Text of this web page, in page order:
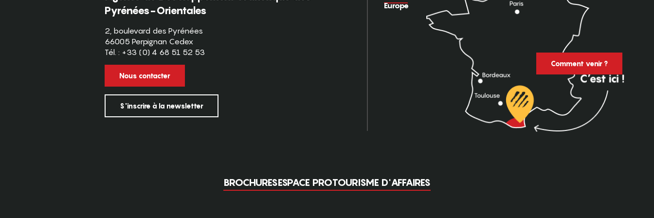
Pyrénées-Orientales
2, boulevard des Pyrénées
66005 Perpignan Cedex
Tél. : +33 (0) 4 68 51 52 53
Nous contacter
S'inscrire à la newsletter
Europe
Comment venir ?
BROCHURESESPACE PROTOURISME D'AFFAIRES